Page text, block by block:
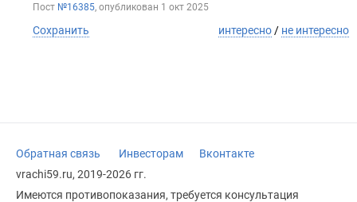
Пост №16385, опубликован 1 окт 2025
Сохранить интересно / не интересно
Обратная связь Инвесторам
Вконтакте
vrachi59.ru, 2019-2026 гг.
Имеются противопоказания, требуется консультация